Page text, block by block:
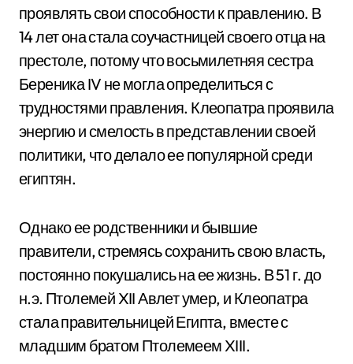
проявлять свои способности к правлению. В
14 лет она стала соучастницей своего отца на
престоле, потому что восьмилетняя сестра
Береника IV не могла определиться с
трудностями правления. Клеопатра проявила
энергию и смелость в представлении своей
политики, что делало ее популярной среди
египтян.
Однако ее родственники и бывшие
правители, стремясь сохранить свою власть,
постоянно покушались на ее жизнь. В 51 г. до
н.э. Птолемей XII Авлет умер, и Клеопатра
стала правительницей Египта, вместе с
младшим братом Птолемеем XIII.